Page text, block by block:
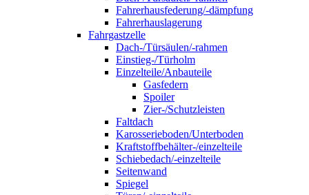
Fahrerhausfederung/-dämpfung
Fahrerhauslagerung
Fahrgastzelle
Dach-/Türsäulen/-rahmen
Einstieg-/Türholm
Einzelteile/Anbauteile
Gasfedern
Spoiler
Zier-/Schutzleisten
Faltdach
Karosserieboden/Unterboden
Kraftstoffbehälter-/einzelteile
Schiebedach/-einzelteile
Seitenwand
Spiegel